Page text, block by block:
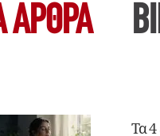
ΆΡΘΡΑ
Τα 4